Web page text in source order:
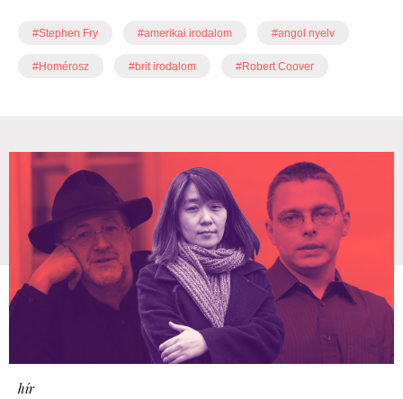
#Stephen Fry #amerikai irodalom #angol nyelv
#Homérosz #brit irodalom #Robert Coover
hír